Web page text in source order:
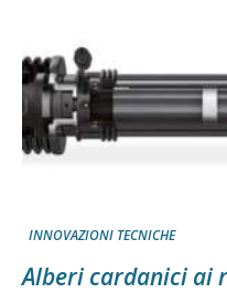
INNOVAZIONI TECNICHE
Alberi cardanici ai